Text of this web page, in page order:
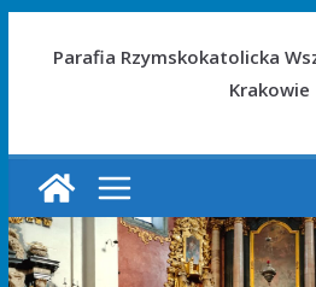
Parafia Rzymskokatolicka
Krakowie